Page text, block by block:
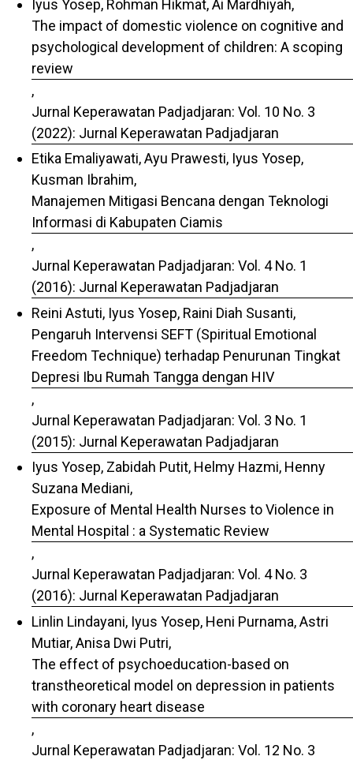
Iyus Yosep, Rohman Hikmat, Ai Mardhiyah,
The impact of domestic violence on cognitive and
psychological development of children: A scoping
review
,
Jurnal Keperawatan Padjadjaran: Vol. 10 No. 3
(2022): Jurnal Keperawatan Padjadjaran
Etika Emaliyawati, Ayu Prawesti, Iyus Yosep,
Kusman Ibrahim,
Manajemen Mitigasi Bencana dengan Teknologi
Informasi di Kabupaten Ciamis
,
Jurnal Keperawatan Padjadjaran: Vol. 4 No. 1
(2016): Jurnal Keperawatan Padjadjaran
Reini Astuti, Iyus Yosep, Raini Diah Susanti,
Pengaruh Intervensi SEFT (Spiritual Emotional
Freedom Technique) terhadap Penurunan Tingkat
Depresi Ibu Rumah Tangga dengan HIV
,
Jurnal Keperawatan Padjadjaran: Vol. 3 No. 1
(2015): Jurnal Keperawatan Padjadjaran
Iyus Yosep, Zabidah Putit, Helmy Hazmi, Henny
Suzana Mediani,
Exposure of Mental Health Nurses to Violence in
Mental Hospital : a Systematic Review
,
Jurnal Keperawatan Padjadjaran: Vol. 4 No. 3
(2016): Jurnal Keperawatan Padjadjaran
Linlin Lindayani, Iyus Yosep, Heni Purnama, Astri
Mutiar, Anisa Dwi Putri,
The effect of psychoeducation-based on
transtheoretical model on depression in patients
with coronary heart disease
,
Jurnal Keperawatan Padjadjaran: Vol. 12 No. 3